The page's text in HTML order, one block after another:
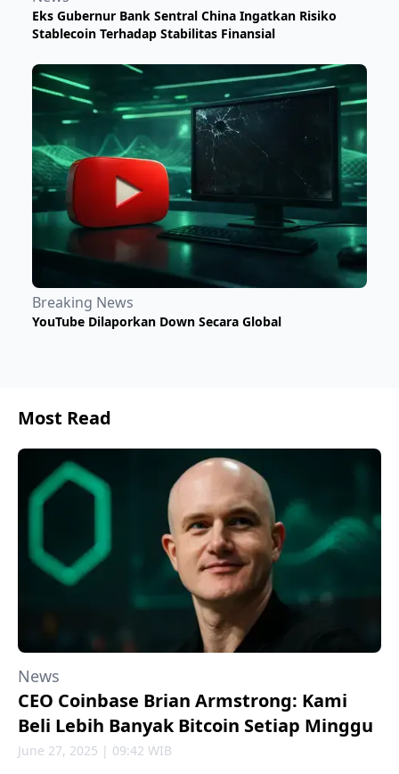
Eks Gubernur Bank Sentral China Ingatkan Risiko
Stablecoin Terhadap Stabilitas Finansial
Breaking News
YouTube Dilaporkan Down Secara Global
Most Read
News
CEO Coinbase Brian Armstrong: Kami
Beli Lebih Banyak Bitcoin Setiap Minggu
June 27, 2025 | 09:42 WIB